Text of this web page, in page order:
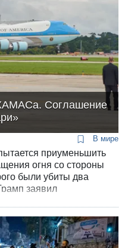
Соглашение
В мире
приуменьшить
огня со стороны
были убиты два
заявил
«бунтарей внутри»